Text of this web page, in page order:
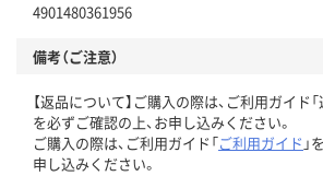
4901480361956
備考（ご注意）
【返品について】ご購入の際は、ご利用ガイド
を必ずご確認の上、お申し込みください。
ご購入の際は、ご利用ガイド「ご利用ガイド 」
申し込みください。